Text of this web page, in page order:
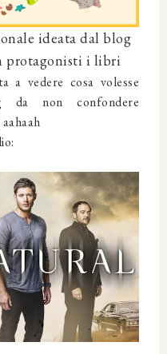
ideata dal blog
protagonisti i libri
a vedere cosa volesse
da non confondere